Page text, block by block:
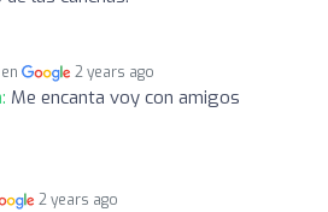
2 years ago
Me encanta voy con amigos
2 years ago